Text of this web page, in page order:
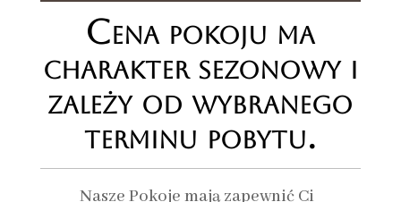
Cena pokoju ma
charakter sezonowy i
zależy od wybranego
terminu pobytu.
Nasze Pokoje mają zapewnić Ci